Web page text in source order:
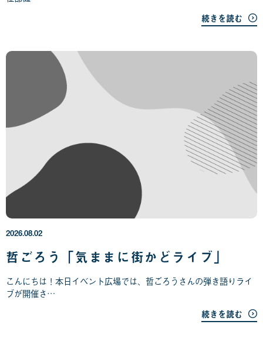
続きを読む
哲ごろう「気ままに街かどライブ」
こんにちは！本日イベント広場では、哲ごろうさんの弾き語りライ
ブが開催さ…
続きを読む
2026.08.02
0
6
0
8
月
2
日